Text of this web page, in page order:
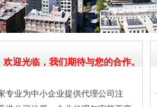
迎光临，我们期待与您的合作。
专业为中小企业提供代理公司注